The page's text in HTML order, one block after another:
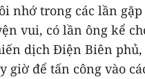
nhớ trong các lần
vui, có lần ông kể
dịch Điện Biên
giờ để tấn công vào